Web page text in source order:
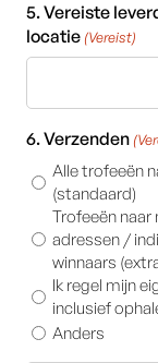
5. Vereiste
locatie (Vereist)
6. Verzenden
Alle trofeeën
(standaard)
Trofeeën naar
adressen /
winnaars
Ik regel mijn
inclusief
Anders